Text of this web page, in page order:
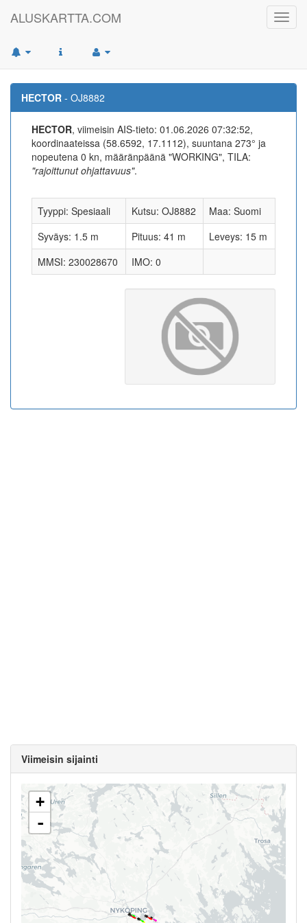
ALUSKARTTA.COM
HECTOR - OJ8882
HECTOR, viimeisin AIS-tieto: 01.06.2026 07:32:52,
koordinaateissa (58.6592, 17.1112), suuntana 273° ja
nopeutena 0 kn, määränpäänä "WORKING", TILA:
"rajoittunut ohjattavuus".
Tyyppi: Spesiaali Kutsu: OJ8882
Maa: Suomi
Syväys: 1.5 m
Pituus: 41 m
Leveys: 15 m
MMSI: 230028670
IMO: 0
Viimeisin sijainti
+
-